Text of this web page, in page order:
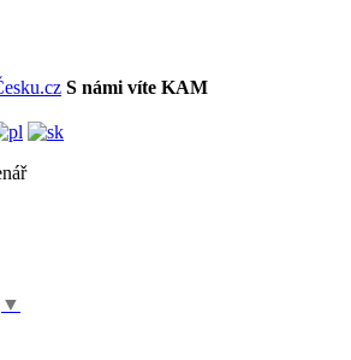
S námi víte KAM
▼